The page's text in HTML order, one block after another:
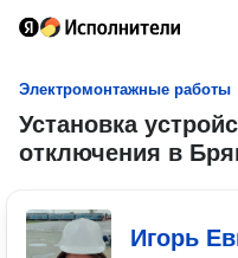
Электромонтажные работы
Установка
отключения в
Игорь